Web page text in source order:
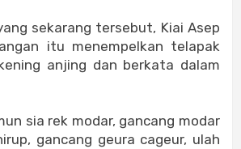
sekarang tersebut, Kiai Asep
itu menempelkan telapak
anjing dan berkata dalam
sia rek modar, gancang modar
gancang geura cageur, ulah